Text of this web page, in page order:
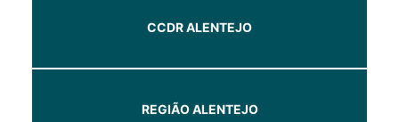
CCDR ALENTEJO
REGIÃO ALENTEJO